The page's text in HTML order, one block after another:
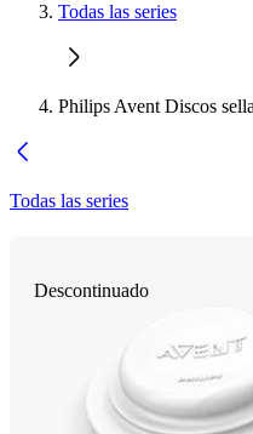
Todas las series
Philips Avent Discos
Todas las series
Descontinuado